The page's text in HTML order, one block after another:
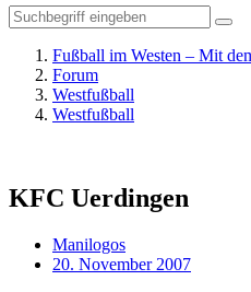
Fußball im Westen – Mit
Forum
Westfußball
Westfußball
KFC Uerdingen
Manilogos
20. November 2007